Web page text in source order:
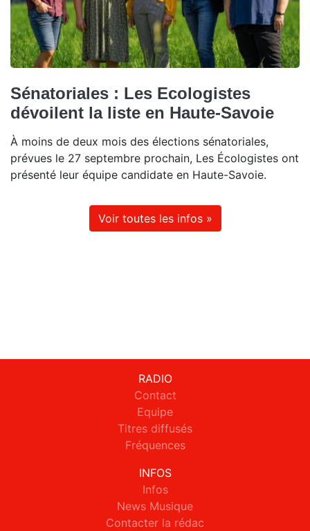
Sénatoriales : Les Ecologistes
dévoilent la liste en Haute-Savoie
À moins de deux mois des élections sénatoriales,
prévues le 27 septembre prochain, Les Écologistes ont
présenté leur équipe candidate en Haute-Savoie.
Voir toutes les infos »
RADIO
Contact
Equipe
Titres diffusés
Fréquences
INFOS
Infos
News Musique
Contacter la rédac